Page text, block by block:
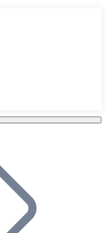
y permite que